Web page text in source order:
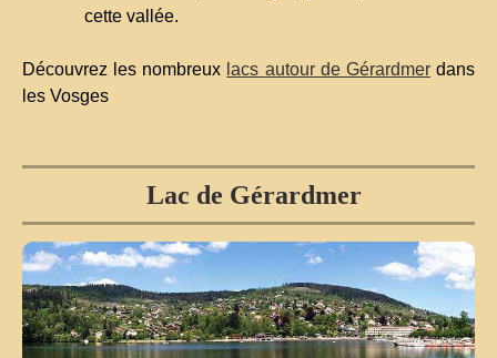
cette vallée.
Découvrez les nombreux lacs autour de Gérardmerdans
les Vosges
Lac de Gérardmer